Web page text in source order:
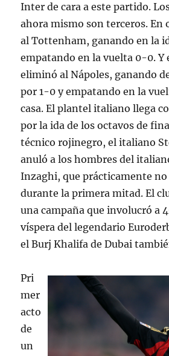
Inter de cara a este partido.
ahora mismo son terceros. En
al Tottenham, ganando en la
empatando en la vuelta 0-0. Y
eliminó al Nápoles, ganando
por 1-0 y empatando en la
casa. El plantel italiano llega
por la ida de los octavos de
técnico rojinegro, el italiano
anuló a los hombres del
Inzaghi, que prácticamente
durante la primera mitad. El
una campaña que involucró a
víspera del legendario
el Burj Khalifa de Dubai
Pri
mer
acto
de
un